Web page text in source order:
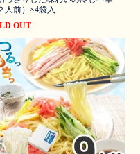
人前）×4袋入
OUT